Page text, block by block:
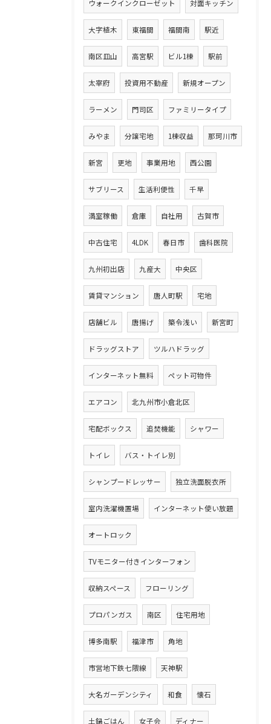
ウォークインクローゼット 対面キッチン
大字植木 東福間 福間南 駅近
南区皿山 高宮駅 ビル1棟 駅前
太宰府 投資用不動産 新規オープン
ラーメン 門司区 ファミリータイプ
みやま 分譲宅地 1棟収益 那珂川市
新宮 更地 事業用地 西公園
サブリース 生活利便性 千早
満室稼働 倉庫 自社用 古賀市
中古住宅 4LDK 春日市 歯科医院
九州初出店 九産大 中央区
賃貸マンション 唐人町駅 宅地
店舗ビル 唐揚げ 築令浅い 新宮町
ドラッグストア ツルハドラッグ
インターネット無料 ペット可物件
エアコン 北九州市小倉北区
宅配ボックス 追焚機能 シャワー
トイレ バス・トイレ別
シャンプードレッサー 独立洗面脱衣所
室内洗濯機置場 インターネット使い放題
オートロック
TVモニター付きインターフォン
収納スペース フローリング
プロパンガス 南区 住宅用地
博多南駅 福津市 角地
市営地下鉄七隈線 天神駅
大名ガーデンシティ 和食 懐石
土鍋ごはん 女子会 ディナー